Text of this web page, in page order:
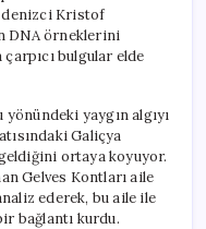
için
denizci Kristof
DNA örneklerini
bulgular elde
yaygın algıyı
Galiçya
ortaya koyuyor.
Gelves Kontları aile
ederek, bu aile ile
bağlantı kurdu.